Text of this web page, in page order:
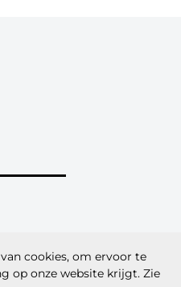
cookies, om ervoor te
op onze website krijgt. Zie